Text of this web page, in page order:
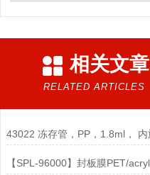
相关文章
RELATED ARTICLES